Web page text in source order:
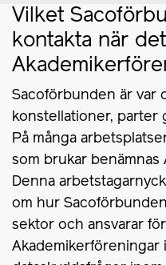
Vilket
kontakta när
Sacoförbunden är var
konstellationer, parter
På många
som brukar benämnas
Denna
om hur
sektor och ansvarar
Akademikerföreningar